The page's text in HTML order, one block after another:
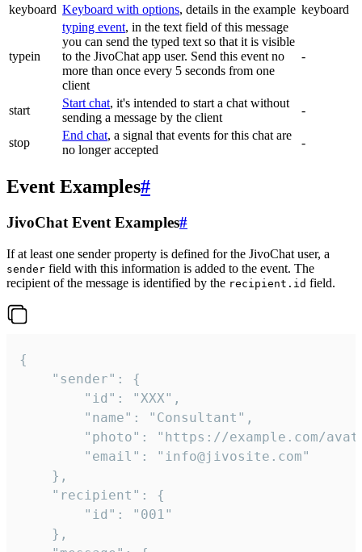
keyboard Keyboard with options, details in the example keyboard
typein
typing event, in the text field of this message
you can send the typed text so that it is visible
to the JivoChat app user. Send this event no
more than once every 5 seconds from one
client
-
start
Start chat, it's intended to start a chat without
sending a message by the client
-
stop
End chat, a signal that events for this chat are
no longer accepted
-
Event Examples#
JivoChat Event Examples#
If at least one sender property is defined for the JivoChat user, a
sender field with this information is added to the event. The
recipient of the message is identified by the recipient.id field.
{